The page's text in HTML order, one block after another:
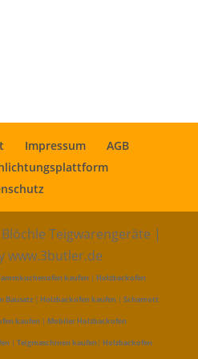
Impressum
AGB
Teigwarengeräte |
www.3butler.de
kaufen | Holzbackofen
Bausatz | Holzbackofen kaufen |Schamott
kaufen | Mobiler Holzbackofen
| Teigmaschinen kaufen| Holzbackofen